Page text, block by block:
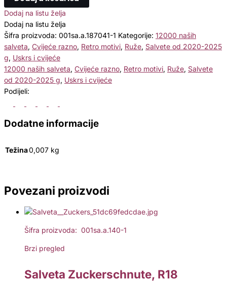
Dodaj na listu želja
Dodaj na listu želja
Šifra proizvoda: 001sa.a.187041-1 Kategorije: 12000 naših
salveta, Cvijeće razno, Retro motivi, Ruže, Salvete od 2020-2025
g, Uskrs i cvijeće
12000 naših salveta, Cvijeće razno, Retro motivi, Ruže, Salvete
od 2020-2025 g, Uskrs i cvijeće
Podijeli:
Dodatne informacije
Težina0,007 kg
Povezani proizvodi
Šifra proizvoda: 001sa.a.140-1
Brzi pregled
Salveta Zuckerschnute, R18